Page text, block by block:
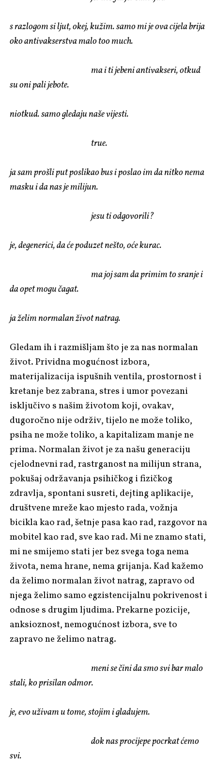
s razlogom si ljut, okej, kužim. samo mi je ova cijela brija
oko antivakserstva malo too much.
ma i ti jebeni antivakseri, otkud
su oni pali jebote.
niotkud. samo gledaju naše vijesti.
true.
ja sam prošli put poslikao bus i poslao im da nitko nema
masku i da nas je milijun.
jesu ti odgovorili?
je, degenerici, da će poduzet nešto, oće kurac.
ma joj sam da primim to sranje i
da opet mogu čagat.
ja želim normalan život natrag.
Gledam ih i razmišljam što je za nas normalan
život. Prividna mogućnost izbora,
materijalizacija ispušnih ventila, prostornost i
kretanje bez zabrana, stres i umor povezani
isključivo s našim životom koji, ovakav,
dugoročno nije održiv, tijelo ne može toliko,
psiha ne može toliko, a kapitalizam manje ne
prima. Normalan život je za našu generaciju
cjelodnevni rad, rastrganost na milijun strana,
pokušaj održavanja psihičkog i fizičkog
zdravlja, spontani susreti, dejting aplikacije,
društvene mreže kao mjesto rada, vožnja
bicikla kao rad, šetnje pasa kao rad, razgovor na
mobitel kao rad, sve kao rad. Mi ne znamo stati,
mi ne smijemo stati jer bez svega toga nema
života, nema hrane, nema grijanja. Kad kažemo
da želimo normalan život natrag, zapravo od
njega želimo samo egzistencijalnu pokrivenost i
odnose s drugim ljudima. Prekarne pozicije,
anksioznost, nemogućnost izbora, sve to
zapravo ne želimo natrag.
meni se čini da smo svi bar malo
stali, ko prisilan odmor.
je, evo uživam u tome, stojim i gladujem.
dok nas procijepe pocrkat ćemo
svi.